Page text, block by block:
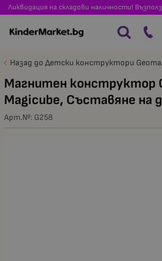
Ликвидация на складови наличности!
Назад до Детски конструктори
Магнитен конструктор
Magicube, Съставяне на
Арт.№: G258